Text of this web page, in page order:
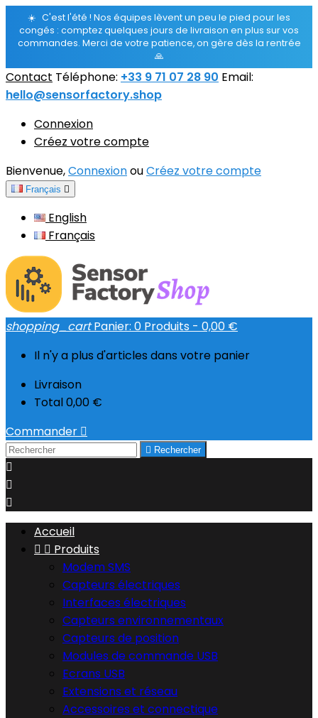
☀️ C'est l'été ! Nos équipes lèvent un peu le pied pour les
congés : comptez quelques jours de livraison en plus sur vos
commandes. Merci de votre patience, on gère dès la rentrée
🙏
Contact Téléphone: +33 9 71 07 28 90 Email:
hello@sensorfactory.shop
Connexion
Créez votre compte
Bienvenue,ConnexionouCréez votre compte
Français 
English
Français
shopping_cart Panier: 0 Produits - 0,00 €
Il n'y a plus d'articles dans votre panier
Livraison
Total0,00 €
Commander 
 Rechercher



Accueil
  Produits
Modem SMS
Capteurs électriques
Interfaces électriques
Capteurs environnementaux
Capteurs de position
Modules de commande USB
Ecrans USB
Extensions et réseau
Accessoires et connectique